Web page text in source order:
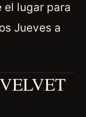
el lugar para
Jueves a